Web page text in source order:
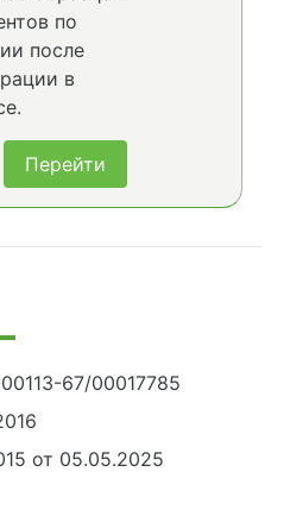
по
после
в
Перейти
67/00017785
от 05.05.2025